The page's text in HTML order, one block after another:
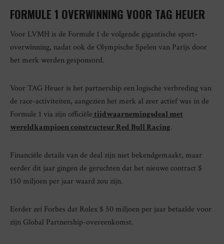
FORMULE 1 OVERWINNING VOOR TAG HEUER
Voor LVMH is de Formule 1 de volgende gigantische sport-
overwinning, nadat ook de Olympische Spelen van Parijs door
het merk werden gesponsord.
Voor TAG Heuer is het partnership een logische verbreding van
de race-activiteiten, aangezien het merk al zeer actief was in de
Formule 1 via zijn officiëletijdwaarnemingsdeal met
wereldkampioen constructeur Red Bull Racing.
Financiële details van de deal zijn niet bekendgemaakt, maar
eerder dit jaar gingen de geruchten dat het nieuwe contract $
150 miljoen per jaar waard zou zijn.
Eerder zei Forbes dat Rolex $ 50 miljoen per jaar betaalde voor
zijn Global Partnership-overeenkomst.